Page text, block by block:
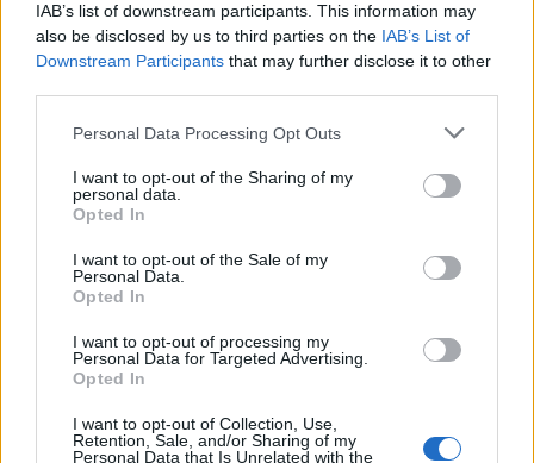
IAB’s list of downstream participants. This information may
also be disclosed by us to third parties on the IAB’s List of
Downstream Participants that may further disclose it to other
Personal Data Processing Opt Outs
I want to opt-out of the Sharing of my
personal data.
Opted In
I want to opt-out of the Sale of my
Personal Data.
Opted In
I want to opt-out of processing my
Personal Data for Targeted Advertising.
Opted In
I want to opt-out of Collection, Use,
Retention, Sale, and/or Sharing of my
Personal Data that Is Unrelated with the
mayo de 2017 que especifica con total claridad que el
importe de las ayudas no sea superior a uno de los
de cumplirse acumuladamente.
En la guía práctica del GBER[1] el punto 89 recoge
ayudas no deben exceder a la cantidad resultante de
aplicar uno de los tres métodos alternativos:
En la misma guía práctica el punto 90 contesta a la
pregunta de si las regiones afectadas por las ayudas
pueden elegir uno de los tres criterios alternativos,